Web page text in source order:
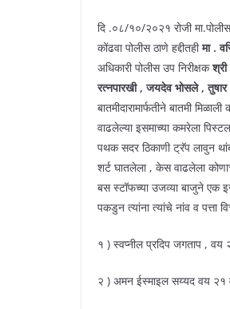
दि .०८/१०/२०२१ रोजी
कोंढवा पोलीस ठाणे हद्दीतहीमा .
अधिकारी पोलीस उप निरीक्षक
रत्नपारखी , जयदेव भोसले , तुषार
बातमीदारामार्फतीने बातमी
वाढलेल्या इसमाच्या कमरेला
पथक सदर ठिकाणी ट्रॅप लावुन
शर्ट घातलेला , केस वाढलेला
बस स्टॉफच्या उजव्या बाजुने एक
पकडुन त्यांना त्यांचे नांव व पत्ता
१ ) स्वप्नील प्रदिप जगताप , वय
२ ) अमन ईस्माइल सय्यद वय २१